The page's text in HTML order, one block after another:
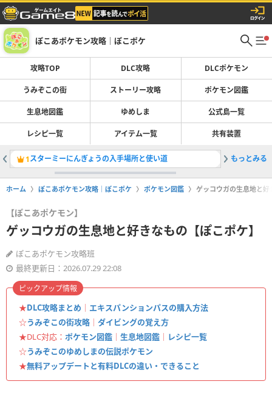
ぽこあポケモン攻略｜ぽこポケ
攻略TOP DLC攻略 DLCポケモン
うみぞこの街 ストーリー攻略 ポケモン図鑑
生息地図鑑 ゆめしま 公式島一覧
レシピ一覧 アイテム一覧 共有装置
1スターミーにんぎょうの入手場所と使い道 2生息地
もっとみる
ホーム ぽこあポケモン攻略｜ぽこポケ ポケモン図鑑 ゲッコウガの生息地と
【ぽこあポケモン】
ゲッコウガの生息地と好きなもの【ぽこポケ】
ぽこあポケモン攻略班
最終更新日：2026.07.29 22:08
★DLC攻略まとめ ｜ エキスパンションパスの購入方法
☆うみぞこの街攻略 ｜ ダイビングの覚え方
★DLC対応： ポケモン図鑑 ｜ 生息地図鑑 ｜ レシピ一覧
☆うみぞこのゆめしまの伝説ポケモン
★無料アップデートと有料DLCの違い・できること
ピックアップ情報